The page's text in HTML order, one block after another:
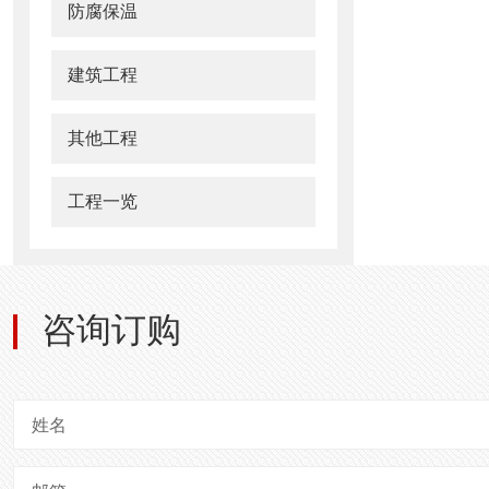
防腐保温
建筑工程
其他工程
工程一览
咨询订购
姓名